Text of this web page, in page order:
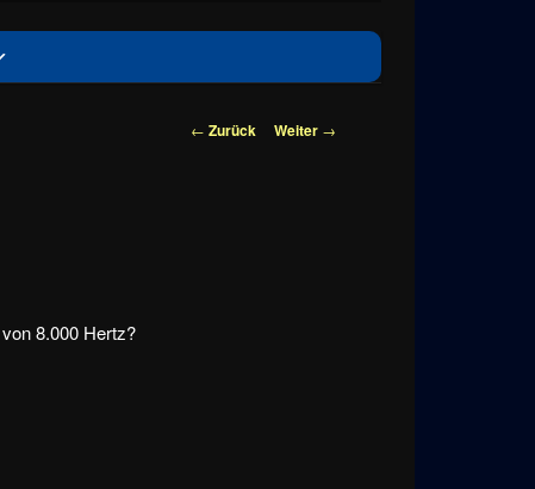
Beitragsnavigation
← Zurück Weiter →
8.000 Hertz?